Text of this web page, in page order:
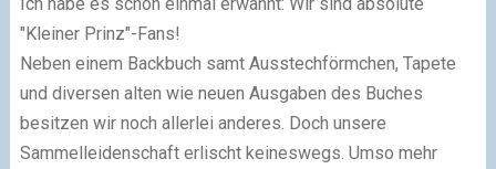
"Kleiner Prinz"-Fans!
Neben einem Backbuch samt Ausstechförmchen, Tapete
und diversen alten wie neuen Ausgaben des Buches
besitzen wir noch allerlei anderes. Doch unsere
Sammelleidenschaft erlischt keineswegs. Umso mehr